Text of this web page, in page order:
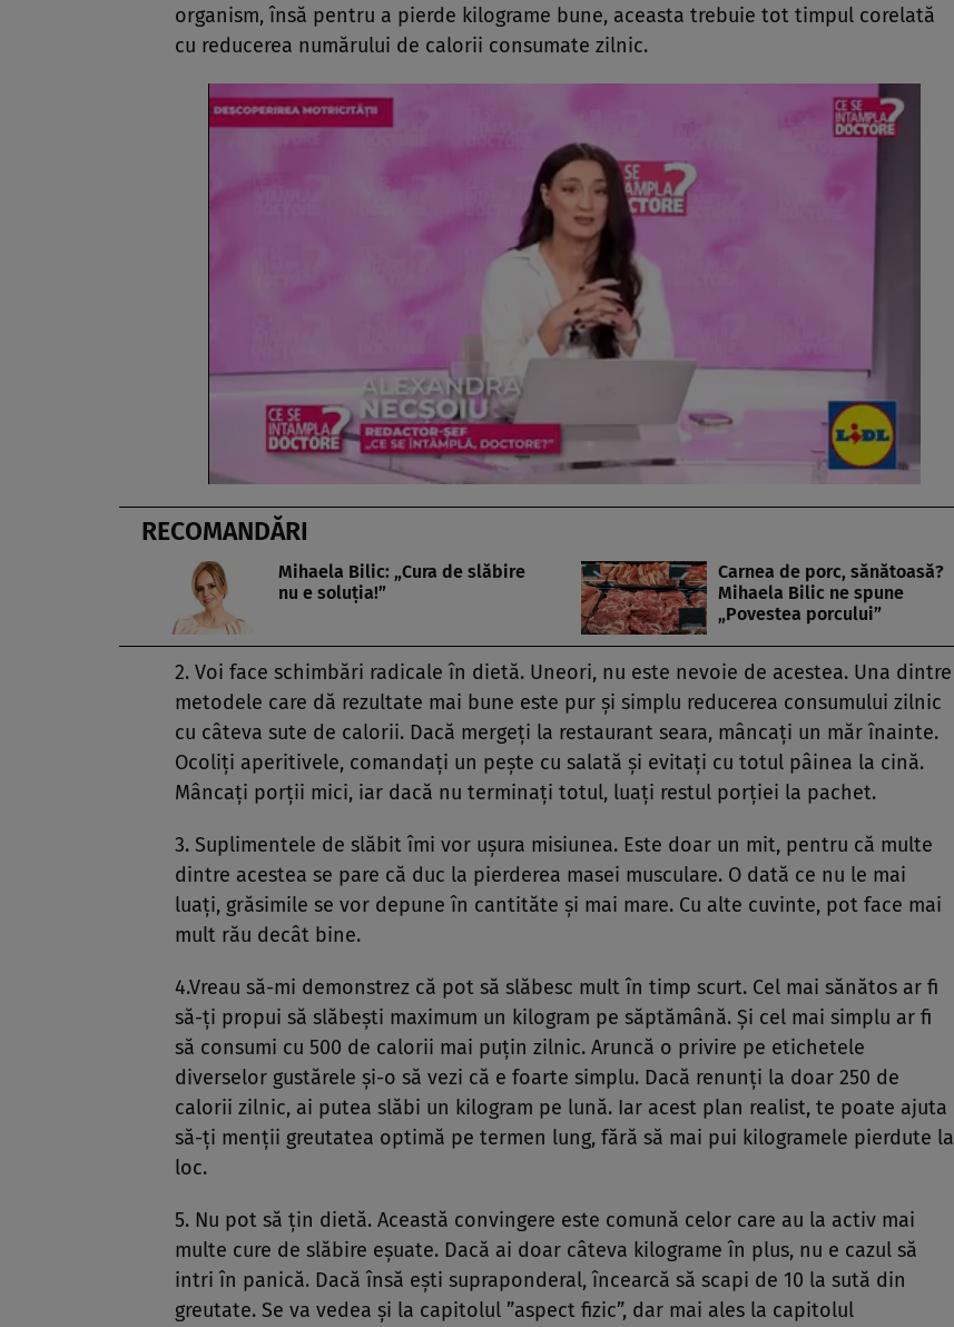
organism, însă pentru a pierde kilograme bune, aceasta trebuie tot timpul corelată
cu reducerea numărului de calorii consumate zilnic.
RECOMANDĂRI
Mihaela Bilic: „Cura de slăbire
nu e soluţia!”
Carnea de porc, sănătoasă?
Mihaela Bilic ne spune
„Povestea porcului”
2. Voi face schimbări radicale în dietă. Uneori, nu este nevoie de acestea. Una dintre
metodele care dă rezultate mai bune este pur şi simplu reducerea consumului zilnic
cu câteva sute de calorii. Dacă mergeţi la restaurant seara, mâncaţi un măr înainte.
Ocoliţi aperitivele, comandaţi un peşte cu salată şi evitaţi cu totul pâinea la cină.
Mâncaţi porţii mici, iar dacă nu terminaţi totul, luaţi restul porţiei la pachet.
3. Suplimentele de slăbit îmi vor uşura misiunea. Este doar un mit, pentru că multe
dintre acestea se pare că duc la pierderea masei musculare. O dată ce nu le mai
luaţi, grăsimile se vor depune în cantităte şi mai mare. Cu alte cuvinte, pot face mai
mult rău decât bine.
4.Vreau să-mi demonstrez că pot să slăbesc mult în timp scurt. Cel mai sănătos ar fi
să-ţi propui să slăbeşti maximum un kilogram pe săptămână. Şi cel mai simplu ar fi
să consumi cu 500 de calorii mai puţin zilnic. Aruncă o privire pe etichetele
diverselor gustărele şi-o să vezi că e foarte simplu. Dacă renunţi la doar 250 de
calorii zilnic, ai putea slăbi un kilogram pe lună. Iar acest plan realist, te poate ajuta
să-ţi menţii greutatea optimă pe termen lung, fără să mai pui kilogramele pierdute la
loc.
5. Nu pot să ţin dietă. Această convingere este comună celor care au la activ mai
multe cure de slăbire eşuate. Dacă ai doar câteva kilograme în plus, nu e cazul să
intri în panică. Dacă însă eşti supraponderal, încearcă să scapi de 10 la sută din
greutate. Se va vedea şi la capitolul ”aspect fizic”, dar mai ales la capitolul